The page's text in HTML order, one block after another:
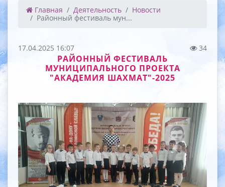
Главная Деятельность
Новости
Районный фестиваль мун...
17.04.2025 16:07 34
РАЙОННЫЙ ФЕСТИВАЛЬ
МУНИЦИПАЛЬНОГО ПРОЕКТА
"АКАДЕМИЯ ШАХМАТ"-2025